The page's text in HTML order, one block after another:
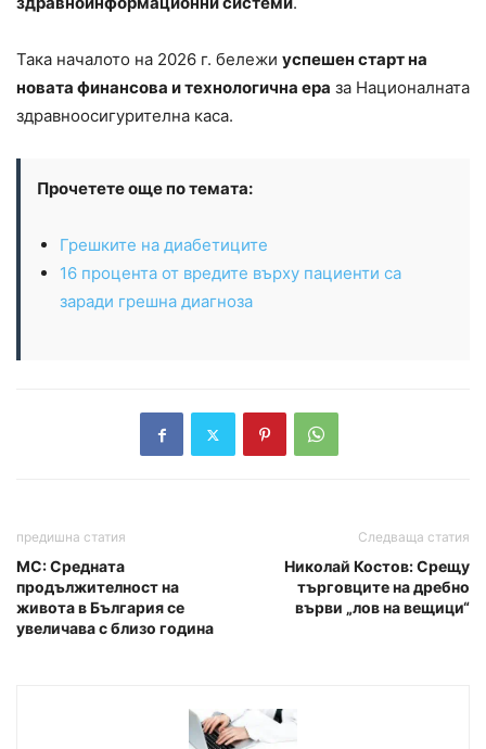
Така началото на 2026 г. бележи успешен старт на
новата финансова и технологична ера за Националната
здравноосигурителна каса.
Прочетете още по темата:
Грешките на диабетиците
16 процента от вредите върху пациенти са
заради грешна диагноза
предишна статия
МС: Средната
продължителност на
живота в България се
увеличава с близо година
Следваща статия
Николай Костов: Срещу
търговците на дребно
върви „лов на вещици“